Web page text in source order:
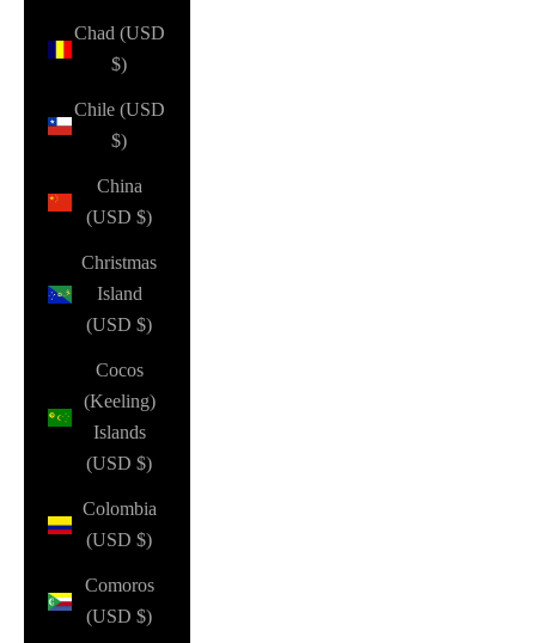
Chad (USD
$)
Chile (USD
$)
China
(USD $)
Christmas
Island
(USD $)
Cocos
(Keeling)
Islands
(USD $)
Colombia
(USD $)
Comoros
(USD $)